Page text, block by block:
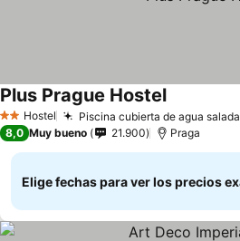
2 Estrellas
Hostel Piscina cubierta de agua
Plus Prague Hostel
8,0 Muy bueno 21.900 Praga
Elige fechas para ver los precios